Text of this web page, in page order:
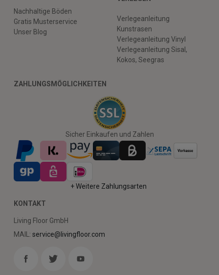
Nachhaltige Böden
Gratis Musterservice
Unser Blog
Verlegeanleitung
Kunstrasen
Verlegeanleitung Vinyl
Verlegeanleitung Sisal,
Kokos, Seegras
ZAHLUNGSMÖGLICHKEITEN
Sicher Einkaufen und Zahlen
+ Weitere Zahlungsarten
KONTAKT
Living Floor GmbH
MAIL: service@livingfloor.com